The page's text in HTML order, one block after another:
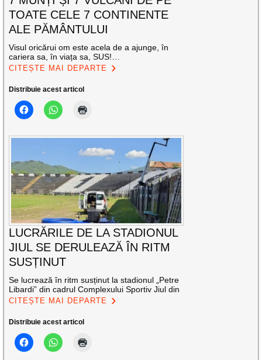
TOATE CELE 7 CONTINENTE
ALE PĂMÂNTULUI
Visul oricărui om este acela de a ajunge, în
cariera sa, în viața sa, SUS!…
CITEȘTE MAI DEPARTE
Distribuie acest articol
LUCRĂRILE DE LA STADIONUL
JIUL SE DERULEAZĂ ÎN RITM
SUSȚINUT
Se lucrează în ritm susținut la stadionul „Petre
Libardi” din cadrul Complexului Sportiv Jiul din
CITEȘTE MAI DEPARTE
Distribuie acest articol